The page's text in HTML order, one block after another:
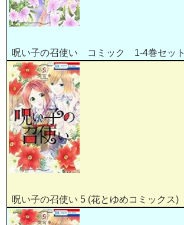
呪い子の召使い コミック 1-4巻セット
呪い子の召使い 5 (花とゆめコミックス)